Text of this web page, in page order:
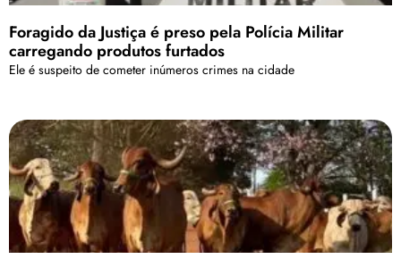
Foragido da Justiça é preso pela Polícia Militar
carregando produtos furtados
Ele é suspeito de cometer inúmeros crimes na cidade